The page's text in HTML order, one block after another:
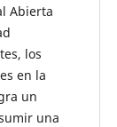
Abierta
los
en la
un
una